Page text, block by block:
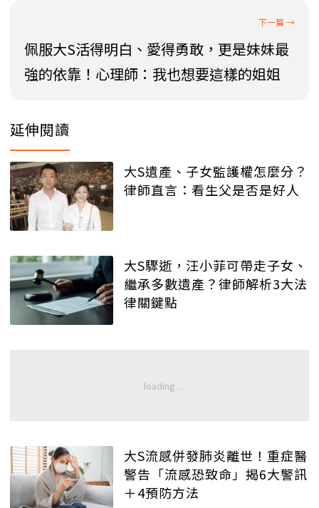
佩服大S活得明白、愛得勇敢，更是妹妹最
強的依靠！心理師：我也想要這樣的姐姐
延伸閱讀
大S遺產、子女監護權怎麼分？
律師直言：看生父是否是好人
大S驟逝，汪小菲可帶走子女、
繼承多數遺產？律師解析3大法
律關鍵點
大S流感併發肺炎離世！重症醫
警告「流感恐致命」揭6大警訊
＋4預防方法